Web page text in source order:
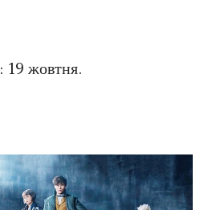
: 19 жовтня.